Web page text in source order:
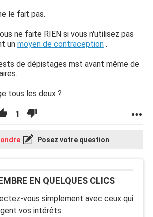
le fait pas.
ne faite RIEN si vous n'utilisez pas
un moyen de contraception .
de dépistages mst avant même de
tous les deux ?
1
Posez votre question
EN QUELQUES CLICS
vous simplement avec ceux qui
vos intérêts